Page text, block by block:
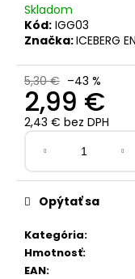
Skladom
Kód: IGG03
Značka:ICEBERG
5,30 € –43 %
2,99 €
2,43 € bez DPH
cena:
Kategória:
Hmotnosť:
EAN:
Opýtať sa
ú
č
a
m
CUBA
DOUBLE
Pôvodne:
5,30
€